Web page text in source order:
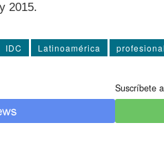
2015.
IDC Latinoamérica
Suscríbete